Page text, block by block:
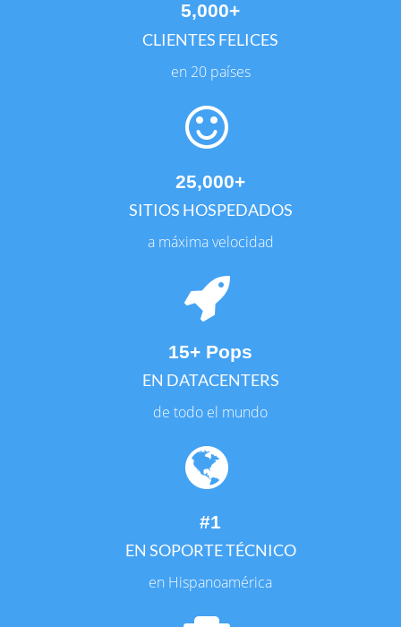
5,000+
CLIENTES FELICES
en 20 países
25,000+
SITIOS HOSPEDADOS
a máxima velocidad
15+ Pops
EN DATACENTERS
de todo el mundo
#1
EN SOPORTE TÉCNICO
en Hispanoamérica